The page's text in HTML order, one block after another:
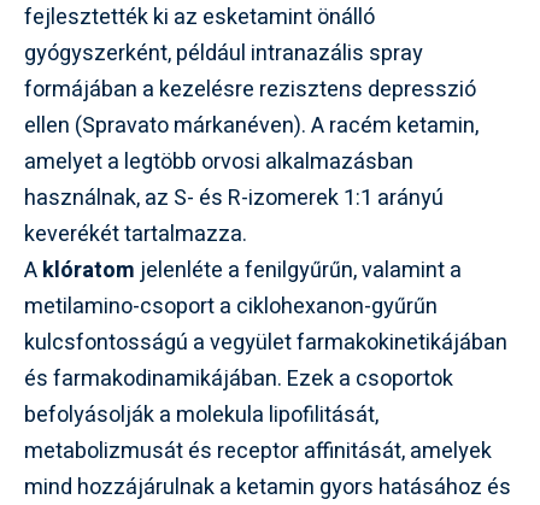
fejlesztették ki az esketamint önálló
gyógyszerként, például intranazális spray
formájában a kezelésre rezisztens depresszió
ellen (Spravato márkanéven). A racém ketamin,
amelyet a legtöbb orvosi alkalmazásban
használnak, az S- és R-izomerek 1:1 arányú
keverékét tartalmazza.
Aklóratom jelenléte a fenilgyűrűn, valamint a
metilamino-csoport a ciklohexanon-gyűrűn
kulcsfontosságú a vegyület farmakokinetikájában
és farmakodinamikájában. Ezek a csoportok
befolyásolják a molekula lipofilitását,
metabolizmusát és receptor affinitását, amelyek
mind hozzájárulnak a ketamin gyors hatásához és